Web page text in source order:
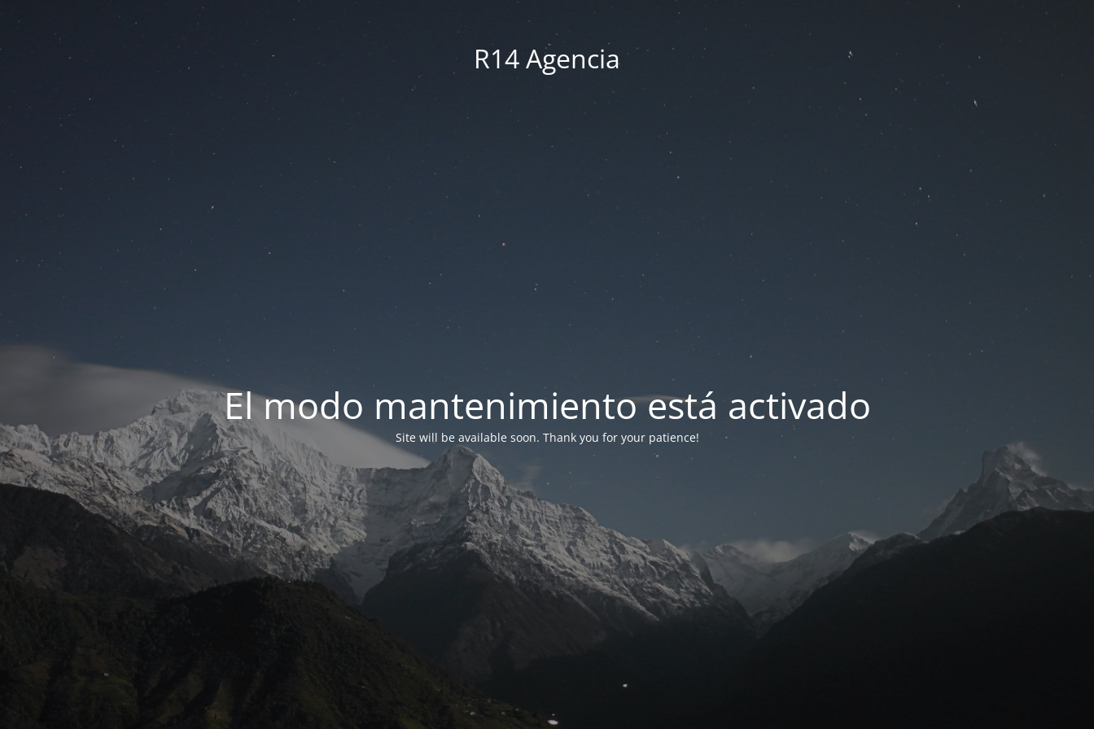
R14 Agencia
El modo mantenimiento está activado
Site will be available soon. Thank you for your patience!